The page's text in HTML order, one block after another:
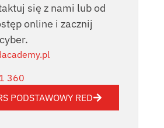
się z nami lub od
online i zacznij
360
PODSTAWOWY RED